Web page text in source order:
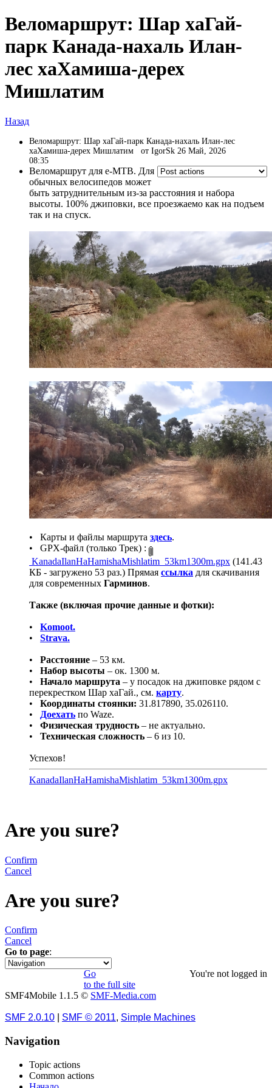
Веломаршрут: Шар хаГай-
парк Канада-нахаль Илан-
лес хаХамиша-дерех
Мишлатим
Назад
Веломаршрут: Шар хаГай-парк Канада-нахаль Илан-лес
хаХамиша-дерех Мишлатим от IgorSk 26 Май, 2026
08:35
Веломаршрут для e-MTB. Для
обычных велосипедов может
быть затруднительным из-за расстояния и набора
высоты. 100% джиповки, все проезжаемо как на подъем
так и на спуск.
• Карты и файлы маршрута здесь.
• GPX-файл (только Трек) :
KanadaIlanHaHamishaMishlatim_53km1300m.gpx (141.43
КБ - загружено 53 раз.) Прямая ссылка для скачивания
для современных Гарминов.
Также (включая прочие данные и фотки):
• Komoot.
• Strava.
• Расстояние – 53 км.
• Набор высоты – ок. 1300 м.
• Начало маршрута – у посадок на джиповке рядом с
перекрестком Шар хаГай., см. карту.
• Координаты стоянки: 31.817890, 35.026110.
•
Доехать по Waze.
• Физическая трудность – не актуально.
• Техническая сложность – 6 из 10.
Успехов!
KanadaIlanHaHamishaMishlatim_53km1300m.gpx
Are you sure?
Confirm
Cancel
Are you sure?
Confirm
Cancel
Go to page:
1
You're not logged in
Go
to the full site
SMF4Mobile 1.1.5 © SMF-Media.com
SMF 2.0.10 SMF © 2011, Simple Machines
Navigation
Topic actions
Common actions